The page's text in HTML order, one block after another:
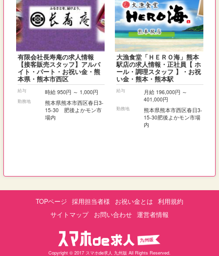
有限会社長寿庵の求人情報
【接客販売スタッフ】アルバ
イト・パート・お祝い金・熊
本県・熊本市西区
給与 時給 950円 ～ 1,000円
勤務地
熊本県熊本市西区春日3-
15-30 肥後よかモン市
場内
大漁食堂「ＨＥＲＯ海」熊本
駅店の求人情報・正社員【 ホ
ール・調理スタッフ 】・お祝
い金・熊本・熊本駅
給与
月給 196,000円 ～
401,000円
勤務地
熊本県熊本市西区春日3-
15-30肥後よかモン市場
内
TOPページ 採用担当者様 お祝い金とは
利用規約
サイトマップ
お問い合わせ 運営者情報
Copyright © 2017 スマホde求人 九州版 All Rights Reserved.